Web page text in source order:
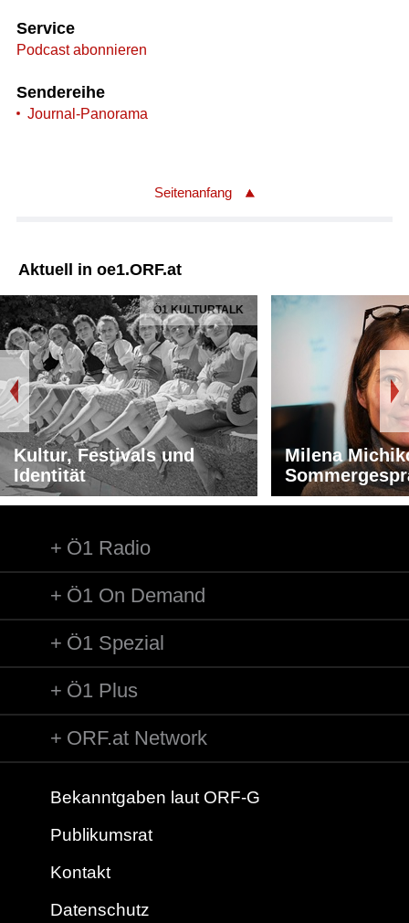
Service
Podcast abonnieren
Sendereihe
Journal-Panorama
Seitenanfang
Aktuell in oe1.ORF.at
Ö1 KULTURTALK
Kultur, Festivals und
Identität
Milena
Ö1 Radio
Ö1 On Demand
Ö1 Spezial
Ö1 Plus
ORF.at Network
Bekanntgaben laut ORF-G
Publikumsrat
Kontakt
Datenschutz